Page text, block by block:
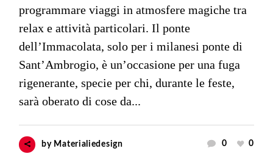
programmare viaggi in atmosfere magiche tra
relax e attività particolari. Il ponte
dell’Immacolata, solo per i milanesi ponte di
Sant’Ambrogio, è un’occasione per una fuga
rigenerante, specie per chi, durante le feste,
sarà oberato di cose da...
by Materialiedesign 0 0